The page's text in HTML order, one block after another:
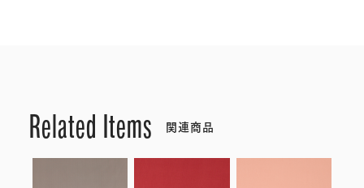
Related Items 関連商品